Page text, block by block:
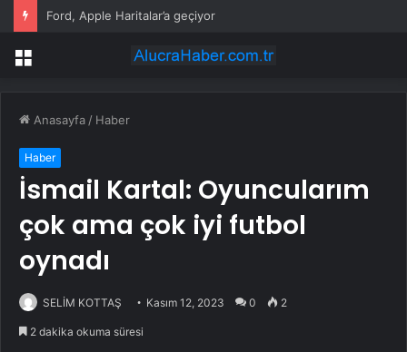
Ford, Apple Haritalar’a geçiyor
Menü
Anasayfa / Haber
Haber
İsmail Kartal: Oyuncularım
çok ama çok iyi futbol
oynadı
SELİM KOTTAŞ Kasım 12, 2023 0 2
2 dakika okuma süresi